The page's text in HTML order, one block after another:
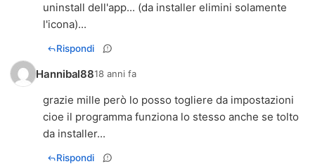
uninstall dell'app... (da installer elimini solamente
l'icona)...
Rispondi
Hannibal8818 anni fa
grazie mille però lo posso togliere da impostazioni
cioe il programma funziona lo stesso anche se tolto
da installer...
Rispondi